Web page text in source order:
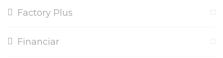
Factory Plus
Financiar